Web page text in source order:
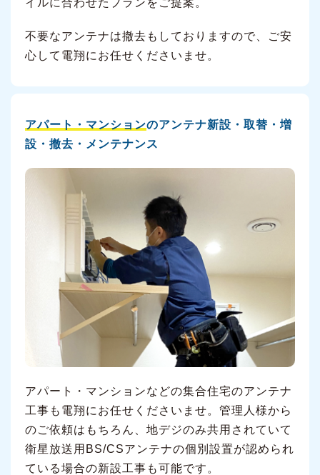
イルに合わせたプランをご提案。
不要なアンテナは撤去もしておりますので、ご安
心して電翔にお任せくださいませ。
アパート・マンションのアンテナ新設・取替・増
設・撤去・メンテナンス
アパート・マンションなどの集合住宅のアンテナ
工事も電翔にお任せくださいませ。管理人様から
のご依頼はもちろん、地デジのみ共用されていて
衛星放送用BS/CSアンテナの個別設置が認められ
ている場合の新設工事も可能です。